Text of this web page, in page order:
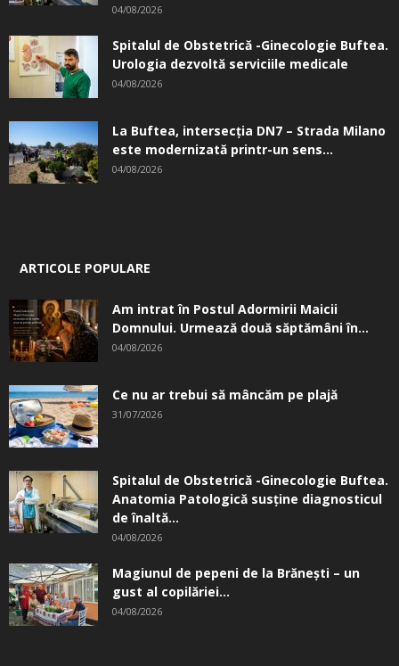
04/08/2026
Spitalul de Obstetrică -Ginecologie Buftea.
Urologia dezvoltă serviciile medicale
04/08/2026
La Buftea, intersecţia DN7 – Strada Milano
este modernizată printr-un sens...
04/08/2026
ARTICOLE POPULARE
Am intrat în Postul Adormirii Maicii
Domnului. Urmează două săptămâni în...
04/08/2026
Ce nu ar trebui să mâncăm pe plajă
31/07/2026
Spitalul de Obstetrică -Ginecologie Buftea.
Anatomia Patologică susţine diagnosticul
de înaltă...
04/08/2026
Magiunul de pepeni de la Brăneşti – un
gust al copilăriei...
04/08/2026